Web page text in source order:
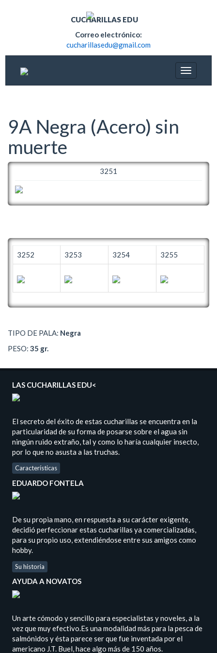
CUCHARILLAS EDU
Correo electrónico:
cucharillasedu@gmail.com
9A Negra (Acero) sin
muerte
3251
3252 3253 3254 3255
TIPO DE PALA: Negra
PESO: 35 gr.
LAS CUCHARILLAS EDU<
El secreto del éxito de estas cucharillas se encuentra en la
particularidad de su forma de posarse sobre el agua sin
ningún ruido extraño, tal y como lo haría cualquier insecto,
por lo que no asusta a las truchas.
Características
EDUARDO FONTELA
De su propia mano, en respuesta a su carácter exigente,
decidió perfeccionar estas cucharillas ya comercializadas,
para su propio uso, extendiéndose entre sus amigos como
hobby.
Su historia
AYUDA A NOVATOS
Un arte cómodo y sencillo para especialistas y noveles, a la
vez que muy efectivo.Es una modalidad más para la pesca de
salmónidos y ésta parece ser que fue inventada por el
americano J.T. Buel, hace algo más de 150 años.